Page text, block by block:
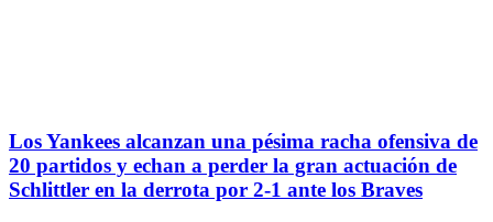
Los Yankees alcanzan una pésima racha ofensiva de
20 partidos y echan a perder la gran actuación de
Schlittler en la derrota por 2-1 ante los Braves